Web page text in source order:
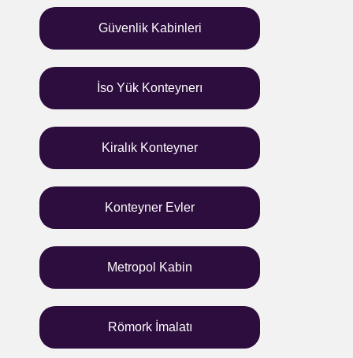
Güvenlik Kabinleri
İso Yük Konteynerı
Kiralık Konteyner
Konteyner Evler
Metropol Kabin
Römork İmalatı